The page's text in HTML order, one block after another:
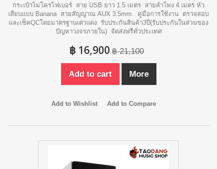
กระเป๋าไมโครไฟเบอร์ สาย USB ยาว 1.5 เมตร สายลำโพง 4 เมตร หัว
เสียบแบบ Banana สายสัญญาณ AUX 3.5mm. คู่มือการใช้งาน ตรวจสอบ
และเช็คQCโดยมาตรฐานเต่าแดง รับประกันสินค้า3ปี(รับประกันในส่วนของ
ปัญหาวงจรภายใน) จัดส่งฟรีทั่วประเทศ
฿ 16,900 ฿ 21,100
Add to cart More
Add to Wishlist Add to Compare